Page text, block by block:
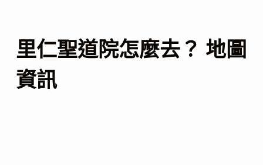
里仁聖道院怎麼去？ 地圖
資訊